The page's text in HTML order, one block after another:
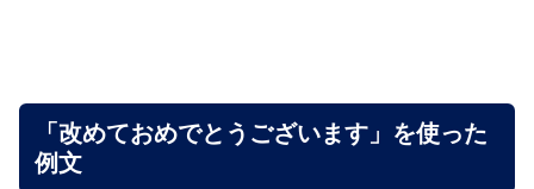
「改めておめでとうございます」を使った
例文